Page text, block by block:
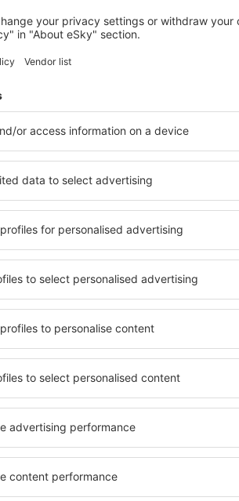
Buchen Sie
Empfänger
weniger
Flüge, Städtereisen, Urlaub –
Reiseangebote vor
Dir nur die besten
der Newsletter Checkbox und der Auswahl
zur Verarbeitung Ihrer persönlichen Daten